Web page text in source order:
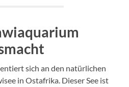
sich an den natürlichen
in Ostafrika. Dieser See ist